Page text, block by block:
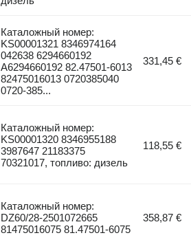
Каталожный номер:
KS00001321 8346974164
042638 6294660192
A6294660192 82.47501-6013
82475016013 0720385040
0720-385...
331,45 €
Каталожный номер:
KS00001320 8346955188
3987647 21183375
70321017, топливо: дизель
118,55 €
Каталожный номер:
DZ60/28-2501072665
81475016075 81.47501-6075
358,87 €